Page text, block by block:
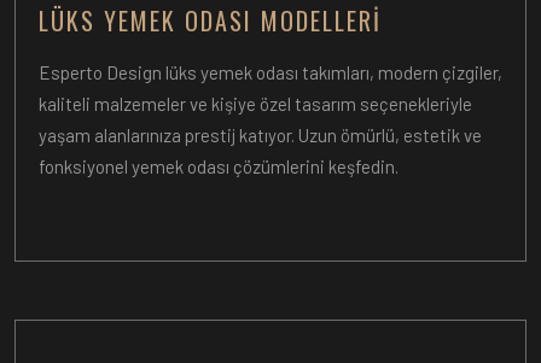
LÜKS YEMEK ODASI MODELLERI
Esperto Design lüks yemek odası takımları, modern çizgiler,
kaliteli malzemeler ve kişiye özel tasarım seçenekleriyle
yaşam alanlarınıza prestij katıyor. Uzun ömürlü, estetik ve
fonksiyonel yemek odası çözümlerini keşfedin.